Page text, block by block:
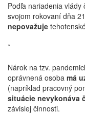
Podľa nariadenia
svojom rokovaní dňa
nepovažuje
*
Nárok na tzv.
oprávnená osoba má
(napríklad pracovný
situácie nevykonáva
závislej činnosti.